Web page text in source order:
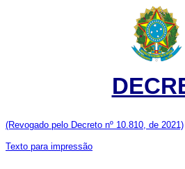
(Revogado pelo Decreto nº 10.810, de 2021)
Texto para impressão